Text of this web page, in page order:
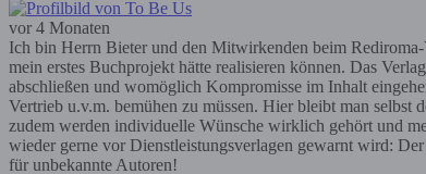
vor 4 Monaten
Ich bin Herrn Bieter und den Mitwirkenden beim
mein erstes Buchprojekt hätte realisieren können. Das
abschließen und womöglich Kompromisse im Inhalt
Vertrieb u.v.m. bemühen zu müssen. Hier bleibt man selbst
zudem werden individuelle Wünsche wirklich gehört und
wieder gerne vor Dienstleistungsverlagen gewarnt wird:
für unbekannte Autoren!